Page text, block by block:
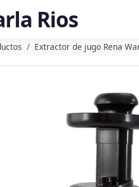
Rios
Extractor de jugo Rena